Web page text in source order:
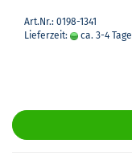
Art.Nr.: 0198-1341
Lieferzeit:
ca. 3-4 Tage